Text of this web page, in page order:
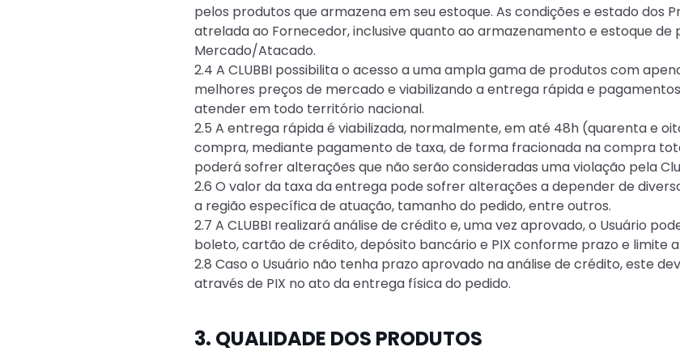
pelos produtos que armazena em seu estoque. As condições e estado dos
atrelada ao Fornecedor, inclusive quanto ao armazenamento e estoque de
Mercado/Atacado.
2.4 A CLUBBI possibilita o acesso a uma ampla gama de produtos com
melhores preços de mercado e viabilizando a entrega rápida e pagamentos
atender em todo território nacional.
2.5 A entrega rápida é viabilizada, normalmente, em até 48h (quarenta e
compra, mediante pagamento de taxa, de forma fracionada na compra
poderá sofrer alterações que não serão consideradas uma violação pela
2.6 O valor da taxa da entrega pode sofrer alterações a depender de
a região específica de atuação, tamanho do pedido, entre outros.
2.7 A CLUBBI realizará análise de crédito e, uma vez aprovado, o Usuário
boleto, cartão de crédito, depósito bancário e PIX conforme prazo e limite
2.8 Caso o Usuário não tenha prazo aprovado na análise de crédito, este
através de PIX no ato da entrega física do pedido.
3. QUALIDADE DOS PRODUTOS